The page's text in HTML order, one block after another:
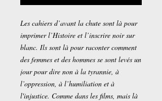
Les cahiers d’avant la chute sont là pour
imprimer l’Histoire et l’inscrire noir sur
blanc. Ils sont là pour raconter comment
des femmes et des hommes se sont levés un
jour pour dire non à la tyrannie, à
l’oppression, à l’humiliation et à
l'injustice. Comme dans les films, mais là